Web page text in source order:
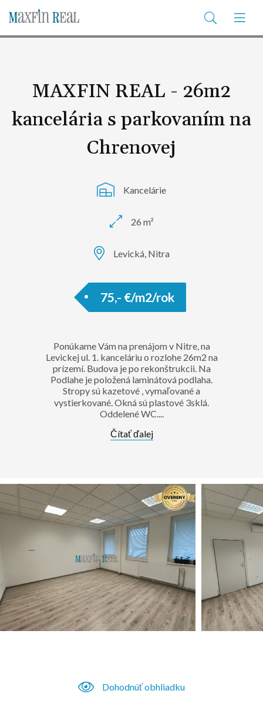
MAXFIN REAL - 26m2
kancelária s parkovaním na
Chrenovej
Kancelárie
26 m²
Levická, Nitra
75,- €/m2/rok
Ponúkame Vám na prenájom v Nitre, na
Levickej ul. 1. kanceláriu o rozlohe 26m2 na
prízemí. Budova je po rekonštrukcii. Na
Podlahe je položená laminátová podlaha.
Stropy sú kazetové , vymaľované a
vystierkované. Okná sú plastové 3sklá.
Oddelené WC....
Čítať ďalej
Dohodnúť obhliadku